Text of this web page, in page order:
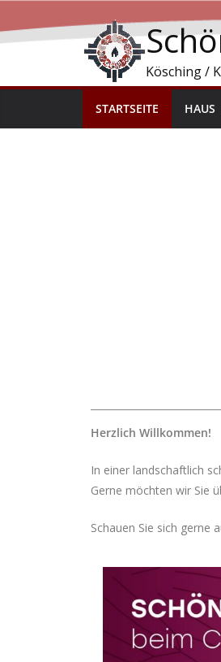
Kösching /
STARTSEITE HAUS
Herzlich Willkommen!
In einer landschaftlich
Gerne möchten wir Sie
Schauen Sie sich gerne